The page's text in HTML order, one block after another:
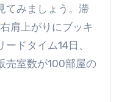
てみましょう。滞
肩上がりにブッキ
ドタイム14日、
売室数が100部屋の